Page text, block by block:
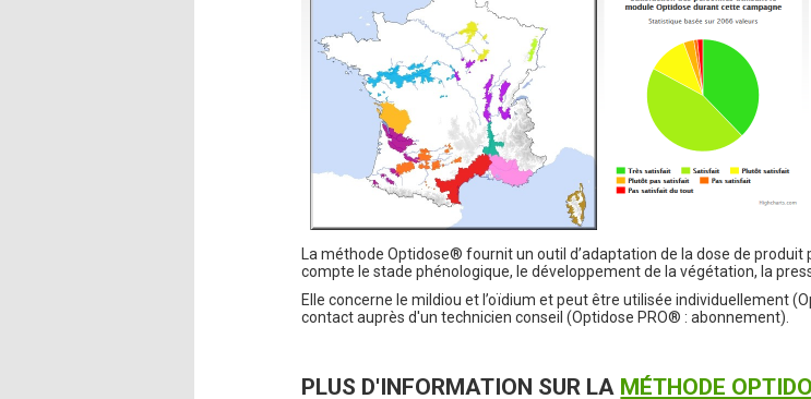
La méthode Optidose® fournit un outil d’adaptation de la dose de
compte le stade phénologique, le développement de la végétation, la
Elle concerne le mildiou et l’oïdium et peut être utilisée individuellement
contact auprès d'un technicien conseil (Optidose PRO® : abonnement).
PLUS D'INFORMATION SUR LA MÉTHODE